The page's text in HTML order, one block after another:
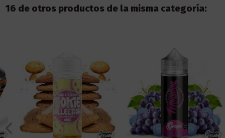
16 de otros productos de la misma categoría: